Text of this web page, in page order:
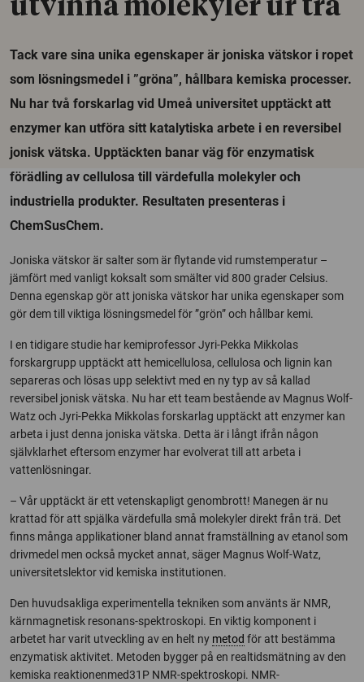
utvinna molekyler ur trä
Tack vare sina unika egenskaper är joniska vätskor i ropet
som lösningsmedel i ”gröna”, hållbara kemiska processer.
Nu har två forskarlag vid Umeå universitet upptäckt att
enzymer kan utföra sitt katalytiska arbete i en reversibel
jonisk vätska. Upptäckten banar väg för enzymatisk
förädling av cellulosa till värdefulla molekyler och
industriella produkter. Resultaten presenteras i
ChemSusChem.
Joniska vätskor är salter som är flytande vid rumstemperatur –
jämfört med vanligt koksalt som smälter vid 800 grader Celsius.
Denna egenskap gör att joniska vätskor har unika egenskaper som
gör dem till viktiga lösningsmedel för ”grön” och hållbar kemi.
I en tidigare studie har kemiprofessor Jyri-Pekka Mikkolas
forskargrupp upptäckt att hemicellulosa, cellulosa och lignin kan
separeras och lösas upp selektivt med en ny typ av så kallad
reversibel jonisk vätska. Nu har ett team bestående av Magnus Wolf-
Watz och Jyri-Pekka Mikkolas forskarlag upptäckt att enzymer kan
arbeta i just denna joniska vätska. Detta är i långt ifrån någon
självklarhet eftersom enzymer har evolverat till att arbeta i
vattenlösningar.
– Vår upptäckt är ett vetenskapligt genombrott! Manegen är nu
krattad för att spjälka värdefulla små molekyler direkt från trä. Det
finns många applikationer bland annat framställning av etanol som
drivmedel men också mycket annat, säger Magnus Wolf-Watz,
universitetslektor vid kemiska institutionen.
Den huvudsakliga experimentella tekniken som använts är NMR,
kärnmagnetisk resonans-spektroskopi. En viktig komponent i
arbetet har varit utveckling av en helt ny metod för att bestämma
enzymatisk aktivitet. Metoden bygger på en realtidsmätning av den
kemiska reaktionenmed31P NMR-spektroskopi. NMR-